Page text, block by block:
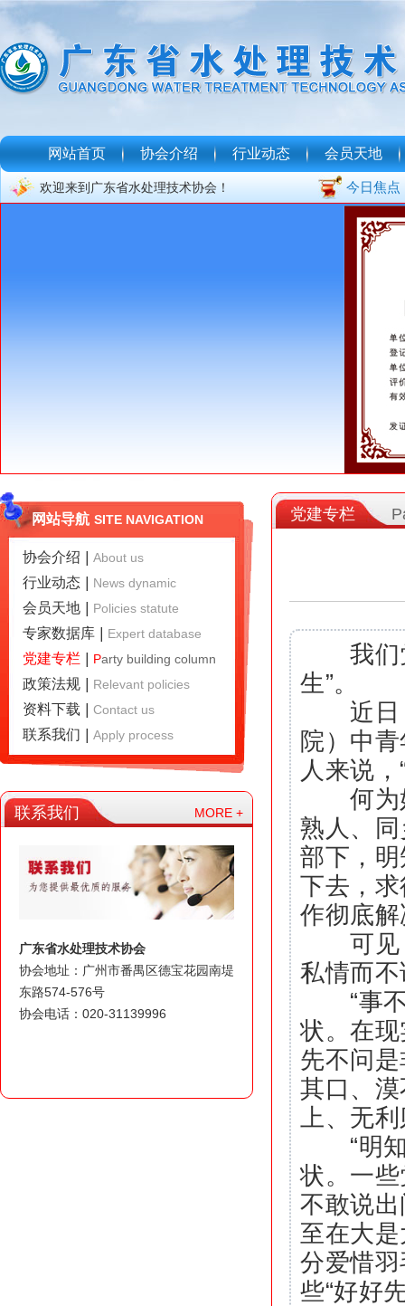
网站首页 协会介绍 行业动态 会员天地
欢迎来到广东省水处理技术协会！ 今日焦点
网站导航 SITE NAVIGATION
协会介绍 About us
行业动态 News dynamic
会员天地 Policies statute
专家数据库 Expert database
党建专栏 Party building column
政策法规 Relevant policies
资料下载 Contact us
联系我们 Apply process
联系我们 MORE +
广东省水处理技术协会
协会地址：广州市番禺区德宝花园南堤
东路574-576号
协会电话：020-31139996
党建专栏
我们党
生”。
近日，
院）中
人来说
何为好
熟人、
部下，
下去，
作彻底
可见，
私情而
“事不
状。在
先不问
其口、漠
上、无
“明知
状。一
不敢说
至在大
分爱惜
些“好好